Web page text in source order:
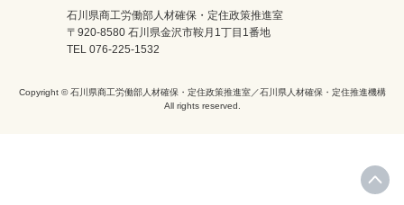
石川県商工労働部人材確保・定住政策推進室
〒920-8580 石川県金沢市鞍月1丁目1番地
TEL 076-225-1532
Copyright © 石川県商工労働部人材確保・定住政策推進室／石川県人材確保・定住推進機構
All rights reserved.